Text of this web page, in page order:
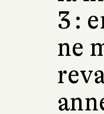
3 :
ne